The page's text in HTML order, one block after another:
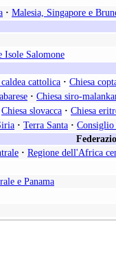
· Malesia, Singapore e
Isole Salomone
cattolica · Chiesa
· Chiesa siro-
Chiesa slovacca · Chiesa
· Terra Santa ·
· Regione dell'Africa
e Panama